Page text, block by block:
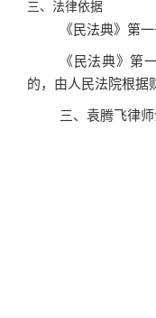
三、法律依据
《民法典》第
《民法典》第
的，由人民法院根据
三、袁腾飞律